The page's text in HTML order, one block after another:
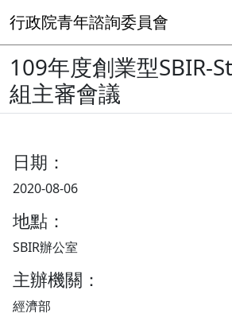
行政院青年諮詢委員會
109年度創業型SBIR-
組主審會議
日期：
2020-08-06
地點：
SBIR辦公室
主辦機關：
經濟部